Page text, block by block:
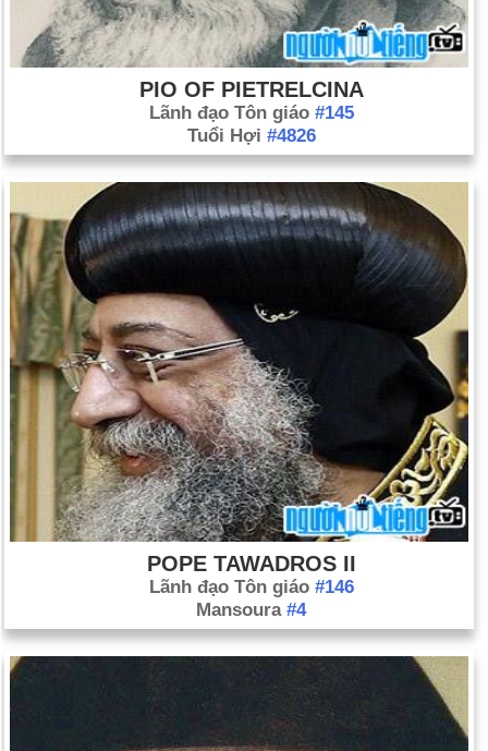
PIO OF PIETRELCINA
Lãnh đạo Tôn giáo #145
Tuổi Hợi #4826
POPE TAWADROS II
Lãnh đạo Tôn giáo #146
Mansoura #4